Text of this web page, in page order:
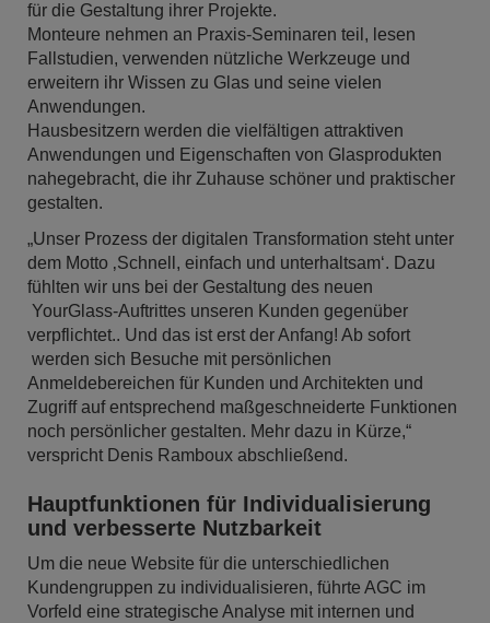
für die Gestaltung ihrer Projekte.
Monteure nehmen an Praxis-Seminaren teil, lesen
Fallstudien, verwenden nützliche Werkzeuge und
erweitern ihr Wissen zu Glas und seine vielen
Anwendungen.
Hausbesitzern werden die vielfältigen attraktiven
Anwendungen und Eigenschaften von Glasprodukten
nahegebracht, die ihr Zuhause schöner und praktischer
gestalten.
„Unser Prozess der digitalen Transformation steht unter
dem Motto ‚Schnell, einfach und unterhaltsam‘. Dazu
fühlten wir uns bei der Gestaltung des neuen
YourGlass-Auftrittes unseren Kunden gegenüber
verpflichtet.. Und das ist erst der Anfang! Ab sofort
werden sich Besuche mit persönlichen
Anmeldebereichen für Kunden und Architekten und
Zugriff auf entsprechend maßgeschneiderte Funktionen
noch persönlicher gestalten. Mehr dazu in Kürze,“
verspricht Denis Ramboux abschließend.
Hauptfunktionen für Individualisierung
und verbesserte Nutzbarkeit
Um die neue Website für die unterschiedlichen
Kundengruppen zu individualisieren, führte AGC im
Vorfeld eine strategische Analyse mit internen und